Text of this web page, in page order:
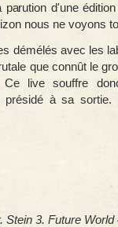
d'une
nous ne voyons
démélés avec les
que connût le
live souffre
présidé à sa
3. Future